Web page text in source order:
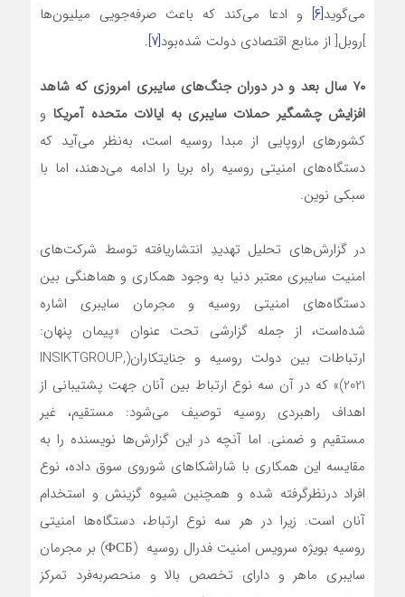
می‌گوید[۶]
و ادعا می‌کند که باعث صرفه‌جویی میلیون‌ها
]روبل[ از منابع اقتصادی دولت شده‌بود[۷] .
۷۰ سال بعد و در دوران جنگ‌های سایبری امروزی که شاهد
افزایش چشمگیر حملات سایبری به ایالات متحده آمریکا و
کشورهای اروپایی از مبدا روسیه است، به‌نظر می‌آید که
دستگاه‌های امنیتی روسیه راه بریا را ادامه می‌دهند، اما با
سبکی نوین.
در گزارش‌های تحلیل تهدیدِ انتشار‌یافته توسط شرکت‌های
امنیت سایبری معتبر دنیا به وجود همکاری و هماهنگی بین
دستگاه‌های امنیتی روسیه و مجرمان سایبری اشاره‌
شده‌است، از جمله گزارشی تحت عنوان «پیمان پنهان:
ارتباطات بین دولت روسیه و جنایتکاران(INSIKTGROUP,
2021)» که در آن سه نوع ارتباط بین آنان جهت پشتیبانی از
اهداف راهبردی روسیه توصیف می‌شود: مستقیم، غیر
مستقیم و ضمنی. اما آنچه در این گزارش‌ها نویسنده را به
مقایسه این همکاری با شاراشکا‌های شوروی سوق داده، نوع
افراد در‌نظر‌گرفته ‌‌شده و همچنین شیوه گزینش و استخدام
آنان است. زیرا در هر سه نوع ارتباط، دستگاه‌ها امنیتی
روسیه بویژه سرویس امنیت فدرال روسیه (ФСБ) بر مجرمان
سایبری ماهر و دارای تخصص بالا و منحصر‌به‌فرد تمرکز